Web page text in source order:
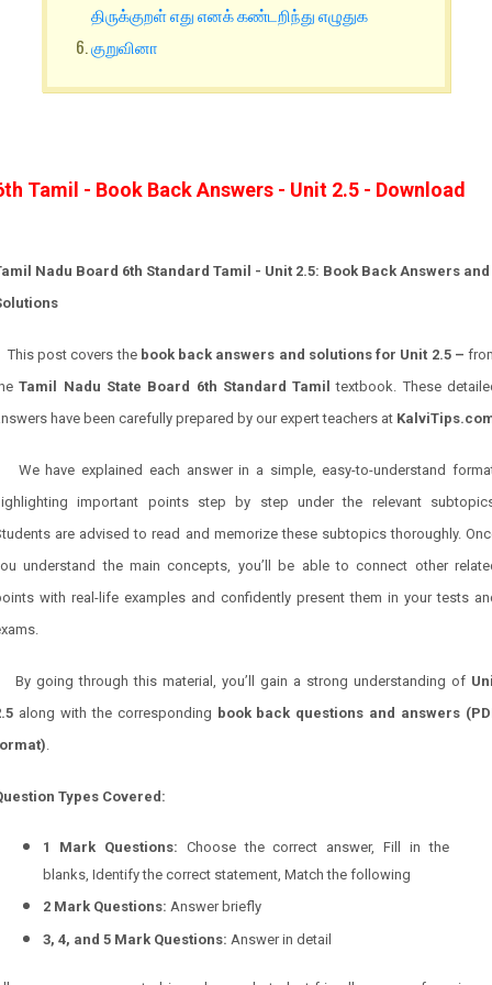
திருக்குறள் எது எனக் கண்டறிந்து எழுதுக
குறுவினா
Tamil - Book Back Answers - Unit 2.5 - Download
Nadu Board 6th Standard Tamil - Unit 2.5: Book Back Answers and
This post covers the book back answers and solutions for Unit 2.5 –
Tamil Nadu State Board 6th Standard Tamil textbook. These
have been carefully prepared by our expert teachers at
We have explained each answer in a simple, easy-to-understand
important points step by step under the relevant
are advised to read and memorize these subtopics thoroughly.
understand the main concepts, you’ll be able to connect other
with real-life examples and confidently present them in your tests
By going through this material, you’ll gain a strong understanding of
along with the corresponding book back questions and answers
Types Covered:
1 Mark Questions: Choose the correct answer, Fill in the
blanks, Identify the correct statement, Match the following
2 Mark Questions: Answer briefly
3, 4, and 5 Mark Questions: Answer in detail